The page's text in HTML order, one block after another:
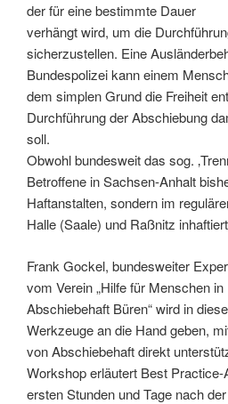
der für eine bestimmte Dauer
verhängt wird, um die
sicherzustellen. Eine
Bundespolizei kann einem
dem simplen Grund die Freiheit
Durchführung der Abschiebung
soll.
Obwohl bundesweit das sog.
Betroffene in Sachsen-Anhalt
Haftanstalten, sondern im
Halle (Saale) und Raßnitz
Frank Gockel, bundesweiter
vom Verein „Hilfe für Menschen in
Abschiebehaft Büren“ wird in
Werkzeuge an die Hand geben,
von Abschiebehaft direkt
Workshop erläutert Best
ersten Stunden und Tage nach